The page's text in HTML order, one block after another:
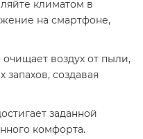
климатом в
на смартфоне,
воздух от пыли,
создавая
заданной
комфорта.​